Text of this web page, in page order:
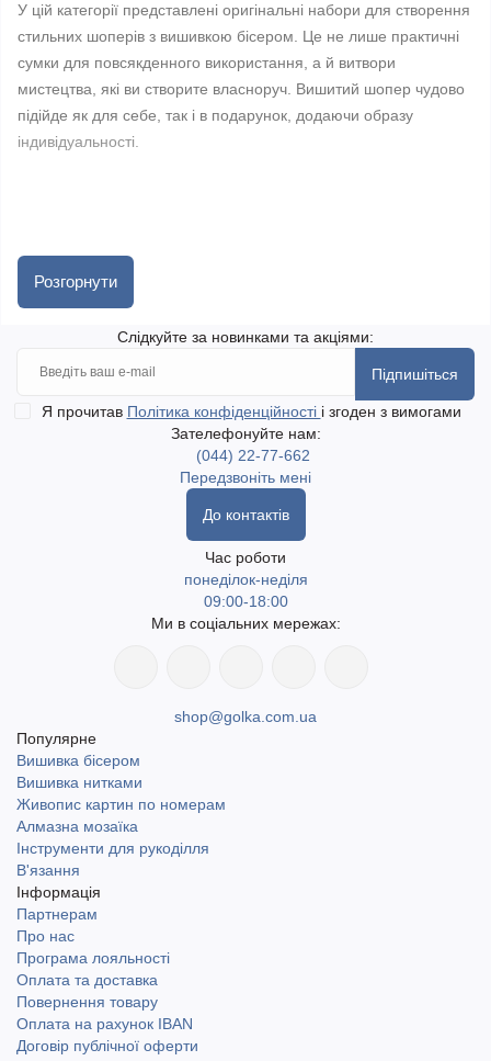
У цій категорії представлені оригінальні набори для створення
стильних шоперів з вишивкою бісером. Це не лише практичні
сумки для повсякденного використання, а й витвори
мистецтва, які ви створите власноруч. Вишитий шопер чудово
підійде як для себе, так і в подарунок, додаючи образу
індивідуальності.
У набір зазвичай входить тканинна основа-шопер із
нанесеним малюнком, якісний бісер (часто Preciosa), голки,
нитки, інструкція та фурнітура за потреби. Усе підібрано для
зручного процесу вишивки — від новачків до досвідчених
майстрів.
На сайті golka.com.ua можна замовити набори для вишивки
шоперів з доставкою по Україні, включаючи найвіддаленіші
населені пункти. Доступний самовивіз у місті Одеса. Доставка
здійснюється Новою поштою та Укрпоштою.
Розгорнути
Слідкуйте за новинками та акціями:
Підпишіться
Я прочитав Політика конфіденційності і згоден з вимогами
Зателефонуйте нам:
(044) 22-77-662
Передзвоніть мені
До контактів
Час роботи
понеділок-неділя
09:00-18:00
Ми в соціальних мережах:
shop@golka.com.ua
Популярне
Вишивка бісером
Вишивка нитками
Живопис картин по номерам
Алмазна мозаїка
Інструменти для рукоділля
В'язання
Інформація
Партнерам
Про нас
Програма лояльності
Оплата та доставка
Повернення товару
Оплата на рахунок IBAN
Договір публічної оферти